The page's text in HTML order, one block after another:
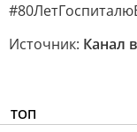
Источник: Канал
ТОП